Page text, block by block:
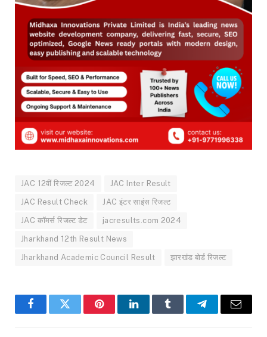
JAC 12वीं रिजल्ट 2024 JAC Inter Result
JAC Result Check JAC इंटर साइंस रिजल्ट
JAC कॉमर्स रिजल्ट डेट jacresults.com 2024
Jharkhand 12th Result News
Jharkhand Academic Council Result झारखंड बोर्ड रिजल्ट
FacebookTwitter PinterestLinkedInTumblr TelegramEmail